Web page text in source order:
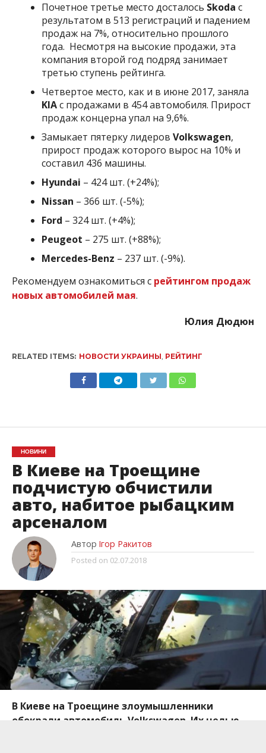
Почетное третье место досталось Skoda с
результатом в 513 регистраций и падением
продаж на 7%, относительно прошлого
года. Несмотря на высокие продажи, эта
компания второй год подряд занимает
третью ступень рейтинга.
Четвертое место, как и в июне 2017, заняла
KIAс продажами в 454 автомобиля. Прирост
продаж концерна упал на 9,6%.
Замыкает пятерку лидеров Volkswagen,
прирост продаж которого вырос на 10% и
составил 436 машины.
Hyundai – 424 шт. (+24%);
Nissan – 366 шт. (-5%);
Ford – 324 шт. (+4%);
Peugeot – 275 шт. (+88%);
Mercedes-Benz – 237 шт. (-9%).
Рекомендуем ознакомиться с рейтингом продаж
новых автомобилей мая.
Юлия Дюдюн
RELATED ITEMS: НОВОСТИ УКРАИНЫ, РЕЙТИНГ
НОВИНИ
В Киеве на Троещине
подчистую обчистили
авто, набитое рыбацким
арсеналом
Автор Ігор Ракитов
Posted on 02.07.2018
В Киеве на Троещине злоумышленники
обокрали автомобиль Volkswagen. Их целью